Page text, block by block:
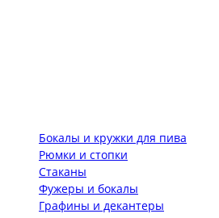
Бокалы и кружки для пива
Рюмки и стопки
Стаканы
Фужеры и бокалы
Графины и декантеры